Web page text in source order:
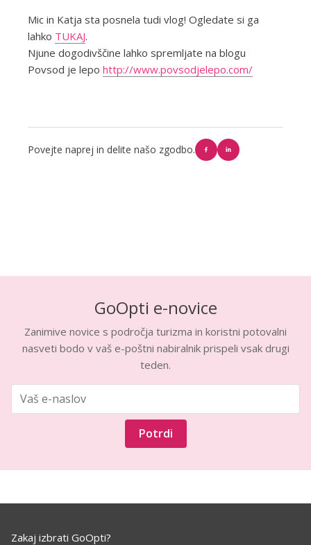
Mic in Katja sta posnela tudi vlog! Ogledate si ga
lahko TUKAJ.
Njune dogodivščine lahko spremljate na blogu
Povsod je lepo http://www.povsodjelepo.com/
Povejte naprej in delite našo zgodbo.
GoOpti e-novice
Zanimive novice s področja turizma in koristni potovalni
nasveti bodo v vaš e-poštni nabiralnik prispeli vsak drugi
teden.
Potrdi
Zakaj izbrati GoOpti?